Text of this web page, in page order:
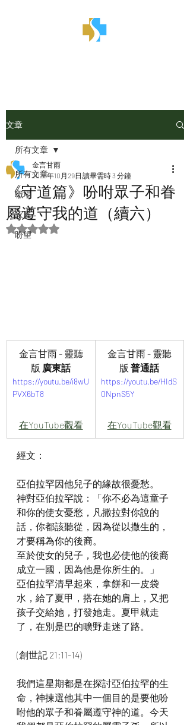
文章
所有文章
職場
家庭
盼望
所有文章
《守道篇》吩咐眾子和眷
屬遵守我的道（續六）
金言甘雨
2025年10月29日 讀畢需時 3 分鐘
評等為 NaN（最高為 5 顆星）。
金言甘雨 - 靈聽
版 廣東話
https://youtu.be/i8wU
PVX6bT8
在YouTube觀看
金言甘雨 - 靈聽
版 普通話
https://youtu.be/HIdS
0NpnS5Y
在YouTube觀看
經文：
亞伯拉罕因他兒子的緣故很憂愁。
神對亞伯拉罕說：「你不必為這童子
和你的使女憂愁，凡撒拉對你說的
話，你都該聽從，因為從以撒生的，
才要稱為你的後裔。
至於使女的兒子，我也必使他的後裔
成立一國，因為他是你所生的。」
亞伯拉罕清早起來，拿餅和一皮袋
水，給了夏甲，搭在她的肩上，又把
孩子交給她，打發她走。夏甲就走
了，在別是巴的曠野走迷了路。
(創世記 21:11-14)
我們這星期都是在探討亞伯拉罕的生
命，神揀選他其中一個目的是要他吩
咐他的眾子和眷屬遵守神的道。今天